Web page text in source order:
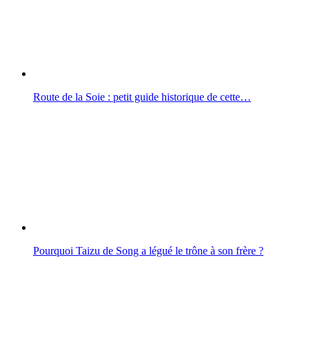
Route de la Soie : petit guide historique de cette…
Pourquoi Taizu de Song a légué le trône à son frère ?